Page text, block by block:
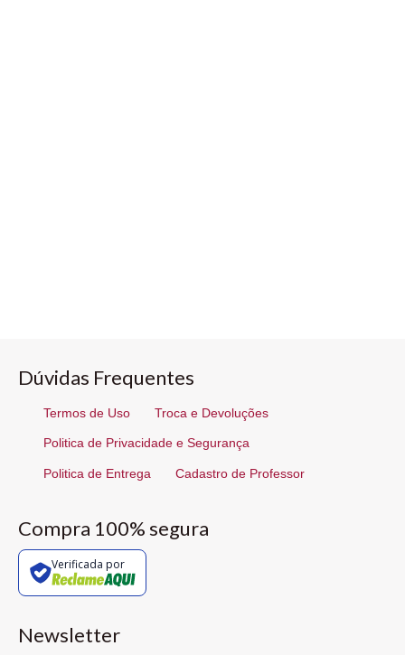
Dúvidas Frequentes
Termos de Uso Troca e Devoluções
Politica de Privacidade e Segurança
Politica de Entrega Cadastro de Professor
Compra 100% segura
Verificada por
Newsletter